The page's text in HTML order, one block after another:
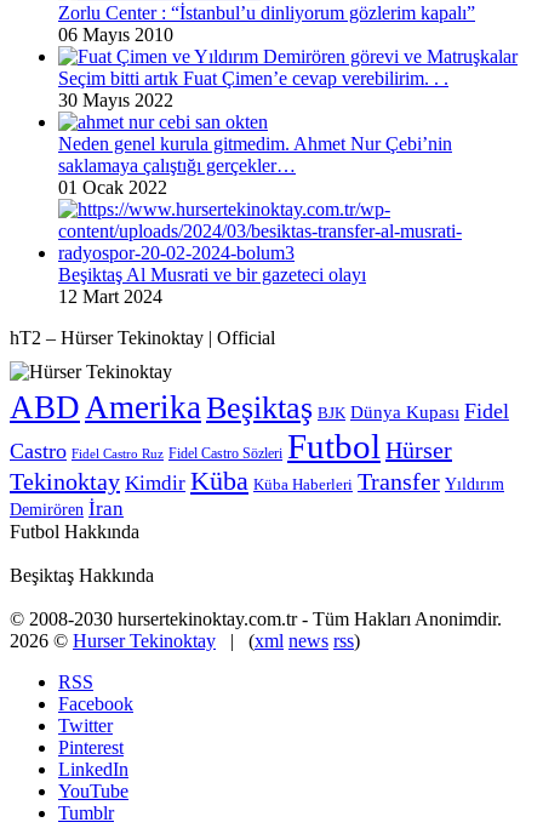
Zorlu Center : “İstanbul’u dinliyorum gözlerim kapalı”
06 Mayıs 2010
Seçim bitti artık Fuat Çimen’e cevap verebilirim. . .
30 Mayıs 2022
Neden genel kurula gitmedim. Ahmet Nur Çebi’nin
saklamaya çalıştığı gerçekler…
01 Ocak 2022
Beşiktaş Al Musrati ve bir gazeteci olayı
12 Mart 2024
hT2 – Hürser Tekinoktay | Official
ABD Amerika Beşiktaş BJK Dünya Kupası Fidel
Castro Fidel Castro Ruz Fidel Castro Sözleri Futbol Hürser
Tekinoktay Kimdir Küba Küba Haberleri Transfer Yıldırım
Demirören İran
Futbol Hakkında
Beşiktaş Hakkında
© 2008-2030 hursertekinoktay.com.tr - Tüm Hakları Anonimdir.
2026 © Hurser Tekinoktay | (xml news rss)
RSS
Facebook
Twitter
Pinterest
LinkedIn
YouTube
Tumblr